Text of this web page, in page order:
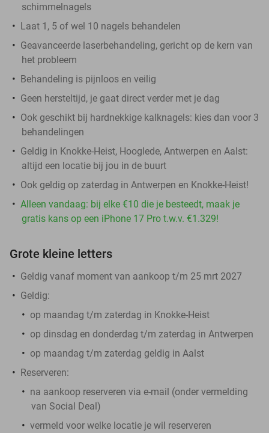
schimmelnagels
Laat 1, 5 of wel 10 nagels behandelen
Geavanceerde laserbehandeling, gericht op de kern van
het probleem
Behandeling is pijnloos en veilig
Geen hersteltijd, je gaat direct verder met je dag
Ook geschikt bij hardnekkige kalknagels: kies dan voor 3
behandelingen
Geldig in Knokke-Heist, Hooglede, Antwerpen en Aalst:
altijd een locatie bij jou in de buurt
Ook geldig op zaterdag in Antwerpen en Knokke-Heist!
Alleen vandaag: bij elke €10 die je besteedt, maak je
gratis kans op een iPhone 17 Pro t.w.v. €1.329!
Grote kleine letters
Geldig vanaf moment van aankoop t/m 25 mrt 2027
Geldig:
op maandag t/m zaterdag in Knokke-Heist
op dinsdag en donderdag t/m zaterdag in Antwerpen
op maandag t/m zaterdag geldig in Aalst
Reserveren:
na aankoop reserveren via e-mail (onder vermelding
van Social Deal)
vermeld voor welke locatie je wil reserveren